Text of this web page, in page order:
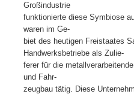
Großindustrie
funktionierte diese Symbiose
waren im Ge-
biet des heutigen Freistaates
Handwerksbetriebe als Zulie-
ferer für die
und Fahr-
zeugbau tätig. Diese